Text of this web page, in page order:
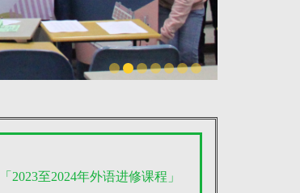
2023至2024年外语进修课程」